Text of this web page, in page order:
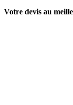
Votre devis au